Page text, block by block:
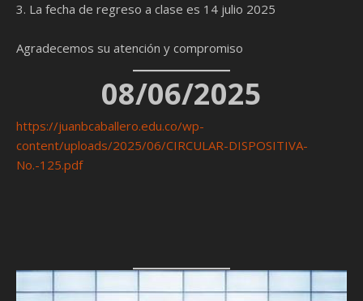
3. La fecha de regreso a clase es 14 julio 2025
Agradecemos su atención y compromiso
08/06/2025
https://juanbcaballero.edu.co/wp-
content/uploads/2025/06/CIRCULAR-DISPOSITIVA-
No.-125.pdf